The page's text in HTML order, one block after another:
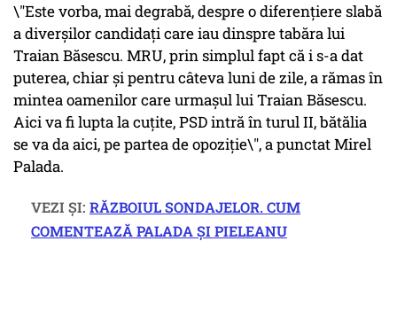
\"Este vorba, mai degrabă, despre o diferenţiere slabă
a diverşilor candidaţi care iau dinspre tabăra lui
Traian Băsescu. MRU, prin simplul fapt că i s-a dat
puterea, chiar şi pentru câteva luni de zile, a rămas în
mintea oamenilor care urmaşul lui Traian Băsescu.
Aici va fi lupta la cuţite, PSD intră în turul II, bătălia
se va da aici, pe partea de opoziţie\", a punctat Mirel
Palada.
VEZI ȘI: RĂZBOIUL SONDAJELOR. CUM
COMENTEAZĂ PALADA ȘI PIELEANU